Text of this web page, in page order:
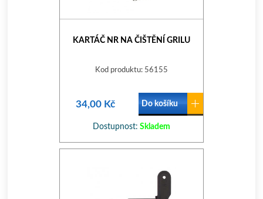
KARTÁČ NR NA ČIŠTĚNÍ GRILU
Kod produktu: 56155
34,00 Kč Do košíku
Dostupnost: Skladem